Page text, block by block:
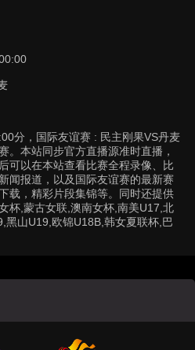
分，国际友谊赛 : 民主刚果VS丹麦
。本站同步官方直播源准时直播，
可以在本站查看比赛全程录像、比
闻报道，以及国际友谊赛的最新赛
载，精彩片段集锦等。同时还提供
杯,蒙古女联,澳南女杯,南美U17,北
黑山U19,欧锦U18B,韩女夏联杯,巴